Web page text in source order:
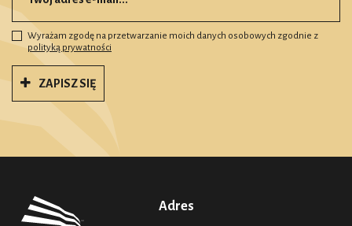
Wyrażam zgodę na przetwarzanie moich danych osobowych zgodnie z
polityką prywatności
ZAPISZ SIĘ
Adres